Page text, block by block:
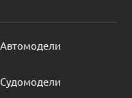
Автомодели
Судомодели